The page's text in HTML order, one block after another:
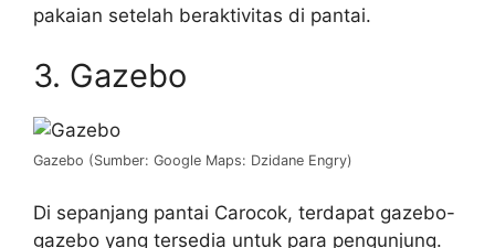
pakaian setelah beraktivitas di pantai.
3. Gazebo
Gazebo (Sumber: Google Maps: Dzidane Engry)
Di sepanjang pantai Carocok, terdapat gazebo-
gazebo yang tersedia untuk para pengunjung.